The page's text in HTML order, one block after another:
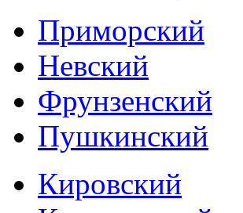
Приморский
Невский
Фрунзенский
Пушкинский
Кировский